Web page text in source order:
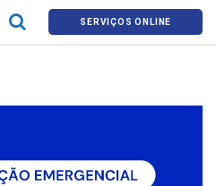
SERVIÇOS ONLINE